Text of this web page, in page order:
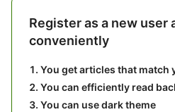
Register as a new user
conveniently
You get articles that match
You can efficiently read
You can use dark theme